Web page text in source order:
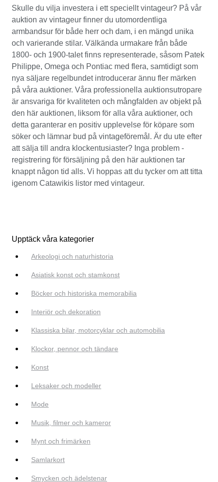
Skulle du vilja investera i ett speciellt vintageur? På vår
auktion av vintageur finner du utomordentliga
armbandsur för både herr och dam, i en mängd unika
och varierande stilar. Välkända urmakare från både
1800- och 1900-talet finns representerade, såsom Patek
Philippe, Omega och Pontiac med flera, samtidigt som
nya säljare regelbundet introducerar ännu fler märken
på våra auktioner. Våra professionella auktionsutropare
är ansvariga för kvaliteten och mångfalden av objekt på
den här auktionen, liksom för alla våra auktioner, och
detta garanterar en positiv upplevelse för köpare som
söker och lämnar bud på vintageföremål. Är du ute efter
att sälja till andra klockentusiaster? Inga problem -
registrering för försäljning på den här auktionen tar
knappt någon tid alls. Vi hoppas att du tycker om att titta
igenom Catawikis listor med vintageur.
Upptäck våra kategorier
Arkeologi och naturhistoria
Asiatisk konst och stamkonst
Böcker och historiska memorabilia
Interiör och dekoration
Klassiska bilar, motorcyklar och automobilia
Klockor, pennor och tändare
Konst
Leksaker och modeller
Mode
Musik, filmer och kameror
Mynt och frimärken
Samlarkort
Smycken och ädelstenar